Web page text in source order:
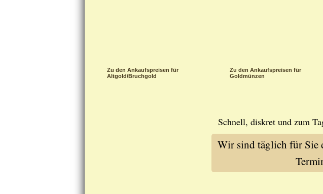
Zu den Ankaufspreisen für
Altgold/Bruchgold
Zu den Ankaufspreisen für
Goldmünzen
Schnell, diskret und zum
Wir sind täglich für Sie